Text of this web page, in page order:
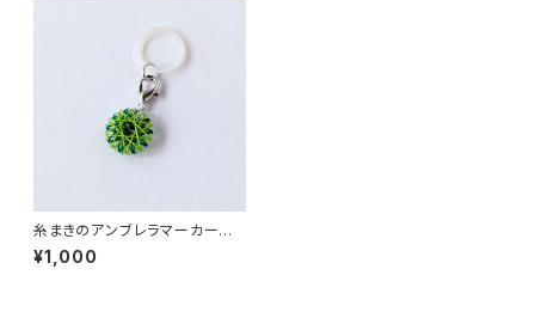
糸まきのアンブレラマーカー｜
花（緑）｜めじるしチャーム 推し
活 マルチマーカー
¥1,000